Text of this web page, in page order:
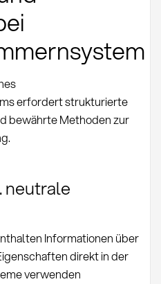
erfordert strukturierte
bewährte Methoden zur
neutrale
Informationen über
direkt in der
verwenden